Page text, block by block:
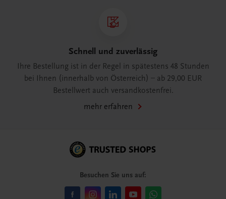
Schnell und zuverlässig
Ihre Bestellung ist in der Regel in spätestens 48 Stunden
bei Ihnen (innerhalb von Österreich) – ab 29,00 EUR
Bestellwert auch versandkostenfrei.
mehr erfahren
Besuchen Sie uns auf: